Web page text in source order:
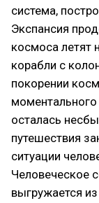
система,
Экспансия
космоса летят
корабли с
покорении
осталась
путешествия
ситуации
Человеческое
выгружается